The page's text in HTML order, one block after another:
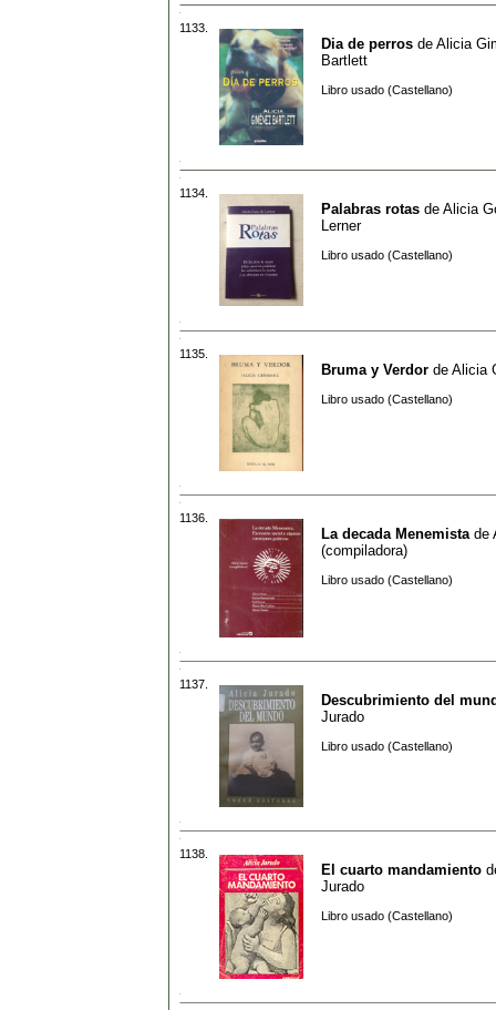
1133.
Dia de perros de Alicia
Bartlett
Libro usado (Castellano)
1134.
Palabras rotas de Alicia
Lerner
Libro usado (Castellano)
1135.
Bruma y Verdor de Alicia
Libro usado (Castellano)
1136.
La decada Menemista de
(compiladora)
Libro usado (Castellano)
1137.
Descubrimiento del
Jurado
Libro usado (Castellano)
1138.
El cuarto mandamiento
Jurado
Libro usado (Castellano)